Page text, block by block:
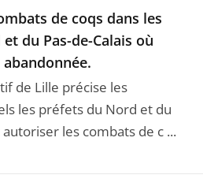
de coqs dans les
du Pas-de-Calais où
de Lille précise les
les préfets du Nord et du
les combats de c ...